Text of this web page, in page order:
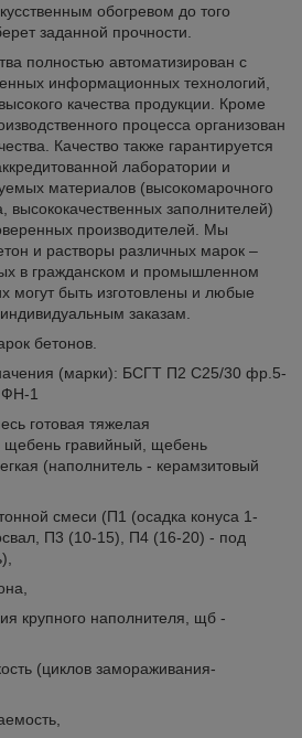
обогревом до того
заданной прочности.
полностью автоматизирован с
информационных технологий,
качества продукции. Кроме
процесса организован
Качество также гарантируется
лаборатории и
материалов (высокомарочного
высококачественных заполнителей)
производителей. Мы
и растворы различных марок –
в гражданском и промышленном
могут быть изготовлены и любые
заказам.
бетонов.
(марки): БСГТ П2 С25/30 фр.5-
1
готовая тяжелая
щебень гравийный, щебень
(наполнитель - керамзитовый
смеси (П1 (осадка конуса 1-
П3 (10-15), П4 (16-20) - под
крупного наполнителя, щб -
(циклов замораживания-